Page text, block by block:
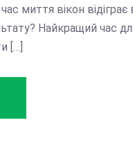
миття вікон
Найкращий час
[…]